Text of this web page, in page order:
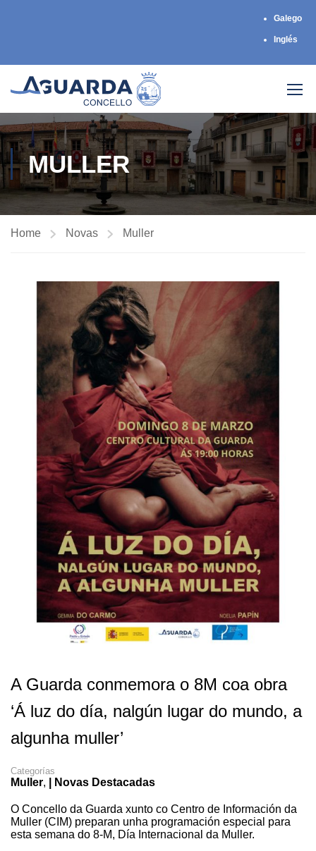
Galego
Inglés
MULLER
Home Novas Muller
A Guarda conmemora o 8M coa obra
‘Á luz do día, nalgún lugar do mundo, a
algunha muller’
Categorías
Muller, | Novas Destacadas
O Concello da Guarda xunto co Centro de Información da
Muller (CIM) preparan unha programación especial para
esta semana do 8-M, Día Internacional da Muller.